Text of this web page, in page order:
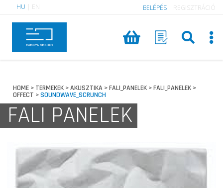
HU EN BELÉPÉS REGISZTRÁCIÓ
HOME > TERMEKEK >AKUSZTIKA >FALI_PANELEK >FALI_PANELEK >
OFFECT >SOUNDWAVE_SCRUNCH
FALI PANELEK